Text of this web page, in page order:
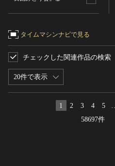
タイムマシンナビで見る
20件で表示
チェックした関連作品の検索
58697件
1 2 3 4 5
生活文化（食文化を除く）
食文化
その他
民俗
無形民俗文化財